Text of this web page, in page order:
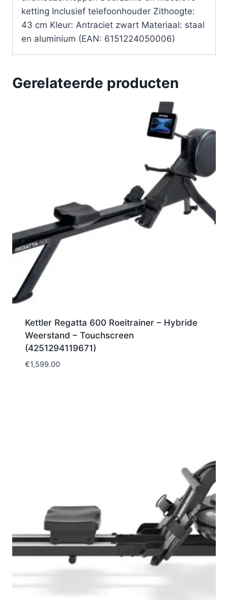
ketting Inclusief telefoonhouder Zithoogte:
43 cm Kleur: Antraciet zwart Materiaal: staal
en aluminium (EAN: 6151224050006)
Gerelateerde producten
Kettler Regatta 600 Roeitrainer – Hybride
Weerstand – Touchscreen
(4251294119671)
€1,599.00